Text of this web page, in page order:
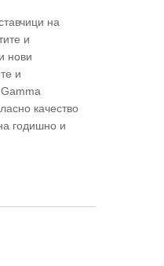
на
и
нови
и
качество
годишно и